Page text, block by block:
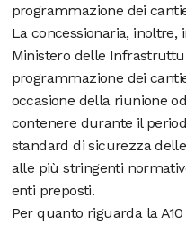
programmazione dei
La concessionaria, inoltre,
Ministero delle
programmazione dei
occasione della riunione
contenere durante il
standard di sicurezza
alle più stringenti
enti preposti.
Per quanto riguarda la